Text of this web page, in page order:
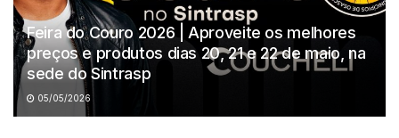
Feira do Couro 2026 | Aproveite os melhores
preços e produtos dias 20, 21 e 22 de maio, na
sede do Sintrasp
05/05/2026